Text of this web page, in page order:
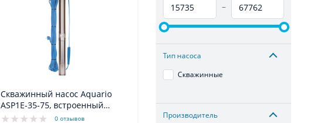
Скважинный насос Aquario
ASP1E-35-75, встроенный
конденсатор, кабель 20м
0 отзывов
–
Тип насоса
Скважинные
Производитель